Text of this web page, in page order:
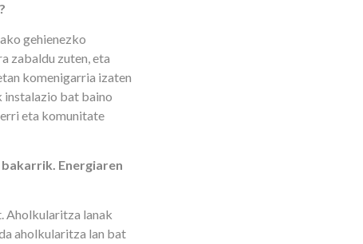
gehienezko
zabaldu zuten, eta
komenigarria izaten
instalazio bat baino
eta komunitate
Energiaren
Aholkularitza lanak
aholkularitza lan bat